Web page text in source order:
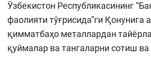
Ўзбекистон Республикасининг
фаолияти тўғрисида”ги Қонунига
қимматбаҳо металлардан
қуймалар ва тангаларни сотиш